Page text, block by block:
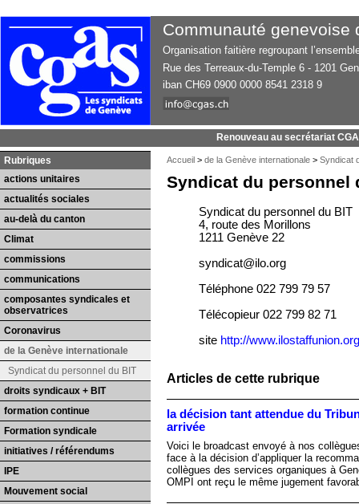
Communauté genevoise
Organisation faitière regroupant
Rue des Terreaux-du-Temple 6 - 1201
iban CH69 0900 0000 8541 2318 9
Renouveau au secrétariat
Accueil > de la Genève internationale > Syndicat
Syndicat du personnel
Syndicat du personnel du BIT
4, route des Morillons
1211 Genève 22
syndicat@ilo.org
Téléphone 022 799 79 57
Télécopieur 022 799 82 71
site http://
Articles de cette rubrique
la décision tant attendue du
arrivée
Voici le broadcast envoyé à nos
face à la décision d’appliquer la
collègues des services organiques à
OMPI ont reçu le même jugement
Rubriques
actions unitaires
actualités sociales
au-delà du canton
Climat
commissions
communications
composantes syndicales et
observatrices
Coronavirus
de la Genève internationale
Syndicat du personnel du BIT
droits syndicaux + BIT
formation continue
Formation syndicale
initiatives / référendums
IPE
Mouvement social